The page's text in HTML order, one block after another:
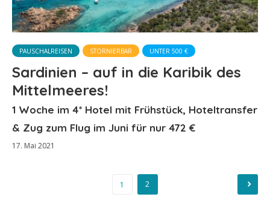
PAUSCHALREISEN STORNIERBAR UNTER 500 €
Sardinien – auf in die Karibik des
Mittelmeeres!
1 Woche im 4* Hotel mit Frühstück, Hoteltransfer
& Zug zum Flug im Juni für nur 472 €
17. Mai 2021
Beitragsnavigation
1 2